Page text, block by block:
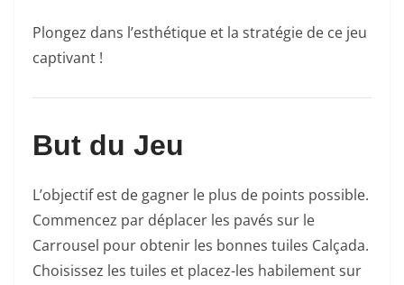
Plongez dans l’esthétique et la stratégie de ce jeu
captivant !
But du Jeu
L’objectif est de gagner le plus de points possible.
Commencez par déplacer les pavés sur le
Carrousel pour obtenir les bonnes tuiles Calçada.
Choisissez les tuiles et placez-les habilement sur